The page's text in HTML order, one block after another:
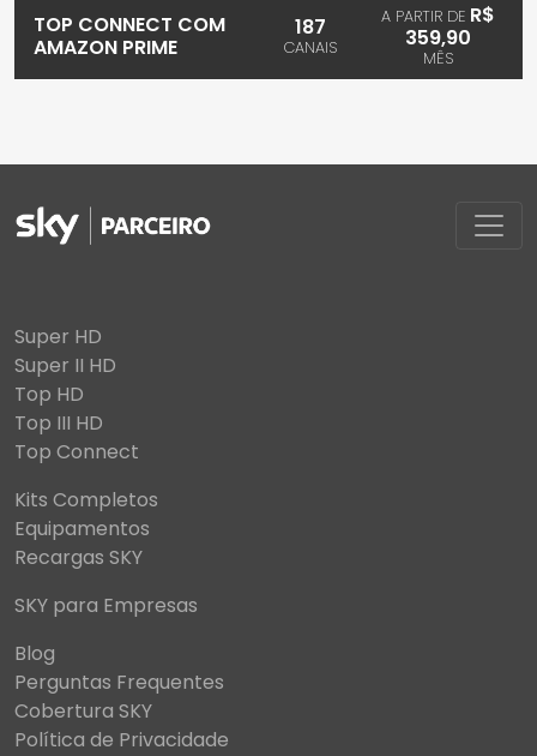
TOP CONNECT COM
AMAZON PRIME
187
CANAIS
A PARTIR DE R$
359,90
MÊS
Super HD
Super II HD
Top HD
Top III HD
Top Connect
Kits Completos
Equipamentos
Recargas SKY
SKY para Empresas
Blog
Perguntas Frequentes
Cobertura SKY
Política de Privacidade